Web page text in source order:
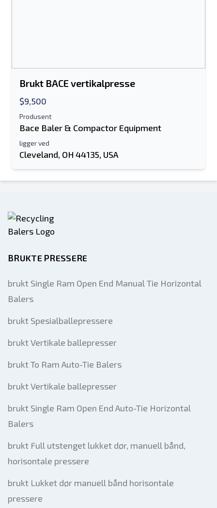
Brukt BACE vertikalpresse
$9,500
Produsent
Bace Baler & Compactor Equipment
ligger ved
Cleveland, OH 44135, USA
BRUKTE PRESSERE
brukt Single Ram Open End Manual Tie Horizontal
Balers
brukt Spesialballepressere
brukt Vertikale ballepresser
brukt To Ram Auto-Tie Balers
brukt Vertikale ballepresser
brukt Single Ram Open End Auto-Tie Horizontal
Balers
brukt Full utstenget lukket dør, manuell bånd,
horisontale pressere
brukt Lukket dør manuell bånd horisontale
pressere